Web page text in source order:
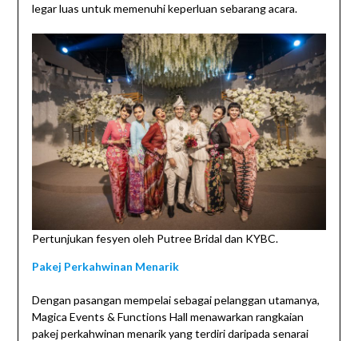
legar luas untuk memenuhi keperluan sebarang acara.
Pertunjukan fesyen oleh Putree Bridal dan KYBC.
Pakej Perkahwinan Menarik
Dengan pasangan mempelai sebagai pelanggan utamanya,
Magica Events & Functions Hall menawarkan rangkaian
pakej perkahwinan menarik yang terdiri daripada senarai